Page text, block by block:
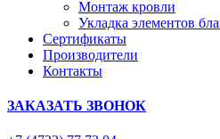
Монтаж кровли
Укладка элементов
Сертификаты
Производители
Контакты
ЗАКАЗАТЬ ЗВОНОК